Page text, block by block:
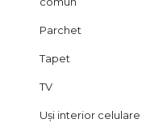
Parchet
Tapet
TV
Uși interior celulare